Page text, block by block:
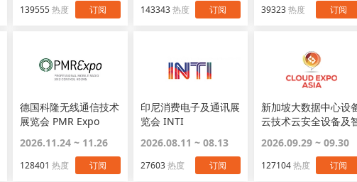
139555热度 订阅 143343热度 订阅 39323热度 订阅
德国科隆无线通信技术
展览会 PMR Expo
2026.11.24 ~ 11.26
128401 热度 订阅
印尼消费电子及通讯展
览会 INTI
2026.08.11 ~ 08.13
27603热度 订阅
新加坡大数据中心设
云技术云安全设备及
& AI Infrastructure
2026.09.29 ~ 09.30
127104热度 订阅